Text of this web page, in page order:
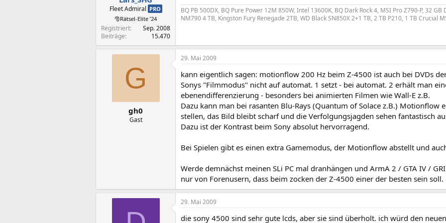
Fleet Admiral PRO
🎅Rätsel-Elite ’24
Registriert
Sep. 2008
Beiträge
15.470
BQ PB 500DX, BQ Pure Power 12M 850W, Intel 13600K, BQ Dark Rock 4, MSI Pro Z790-P, 32
NM790 4 TB, Kingston Fury Renegade 2TB, WD Black SN850X 2+1 TB, 2 TB P210, 1 TB Crucial
G
gh0
Gast
29. Mai 2009
kann eigentlich sagen: motionflow 200 Hz beim Z-4500 ist auch bei DVDs
Sonys "Filmmodus" nicht auf automat. 1 setzt - bei automat. 2 erhält man
ebenendifferenzierung - besonders bei animierten Filmen wie Wall-E z.B.
Dazu kann man bei rasanten Blu-Rays (Quantum of Solace z.B.) Motionflow
stellen, das Bild bleibt scharf und die Verfolgungsjagden sehen fantastisch
Dazu ist der Kontrast beim Sony absolut hervorragend.
Bei Spielen gibt es einen extra Gamemodus, der Motionflow abstellt und
Werde demnächst meinen SLi PC mal dranhängen und ArmA 2 / GTA IV /
nur von Forenusern, dass beim zocken der Z-4500 einer der besten sein soll.
29. Mai 2009
die sony 4500 sind sehr gute lcds, aber sie sind überholt. ich würd den